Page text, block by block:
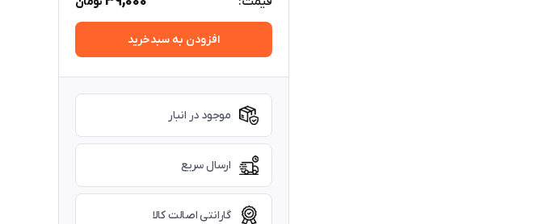
افزودن به سبدخرید
موجود در انبار
ارسال سریع
گارانتی اصالت کالا